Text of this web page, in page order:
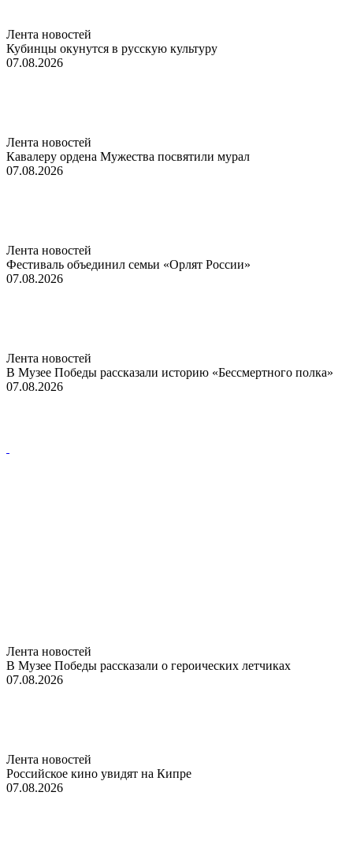
Лента новостей
Кубинцы окунутся в русскую культуру
07.08.2026
Лента новостей
Кавалеру ордена Мужества посвятили мурал
07.08.2026
Лента новостей
Фестиваль объединил семьи «Орлят России»
07.08.2026
Лента новостей
В Музее Победы рассказали историю «Бессмертного полка»
07.08.2026
Лента новостей
В Музее Победы рассказали о героических летчиках
07.08.2026
Лента новостей
Российское кино увидят на Кипре
07.08.2026